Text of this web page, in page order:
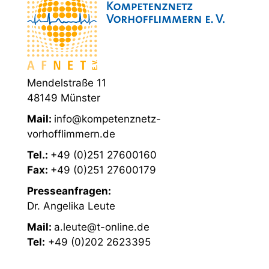
Mendelstraße 11
48149 Münster
Mail: info@kompetenznetz-
vorhofflimmern.de
Tel.: +49 (0)251 27600160
Fax: +49 (0)251 27600179
Presseanfragen:
Dr. Angelika Leute
Mail: a.leute@t-online.de
Tel: +49 (0)202 2623395